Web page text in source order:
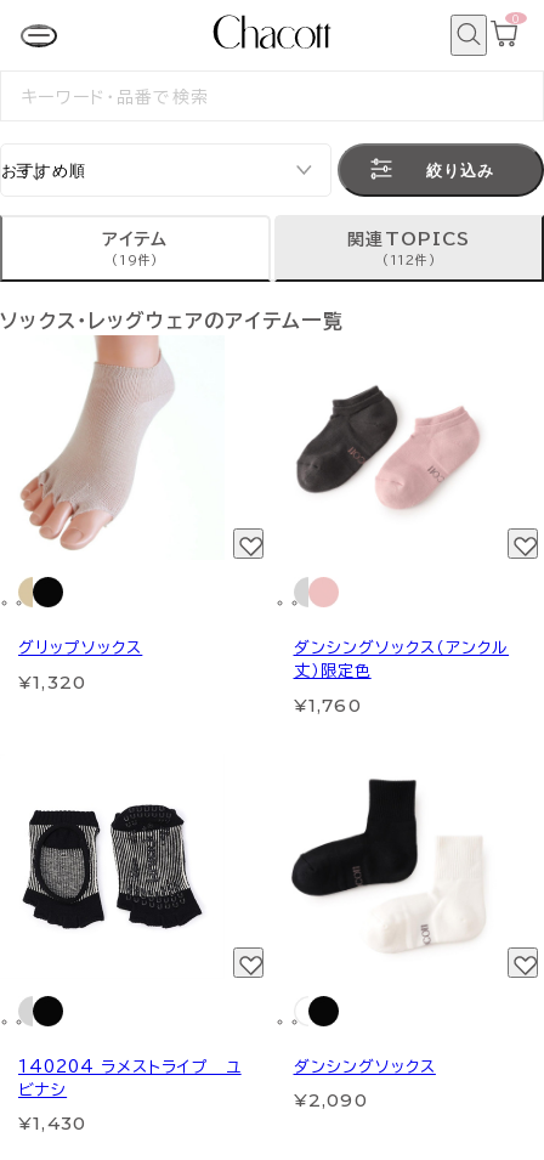
カ
0
検
絞り込み
アイテム
(19件)
関連TOPICS
(112件)
ソックス・レッグウェアのアイテム一覧
グリップソックス
¥1,320
ダンシングソックス（アンクル
丈）限定色
¥1,760
140204 ラメストライプ ユ
ビナシ
¥1,430
ダンシングソックス
¥2,090